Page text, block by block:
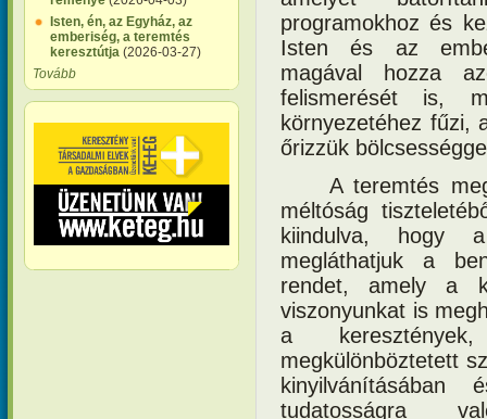
Isten, én, az Egyház, az
emberiség, a teremtés
keresztútja (2026-03-27)
Tovább
programokhoz és
Isten és az
magával hozza
felismerését is,
környezetéhez fűzi,
őrizzük
A teremtés
méltóság
kiindulva, hogy
megláthatjuk a
rendet, amely a
viszonyunkat is
a
megkülönböztetett
tudatosságra